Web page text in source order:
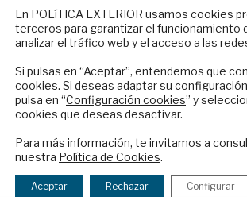
Contacto
Política Exterior
Informe Semanal de
Afkar/Ideas
© 2026 - Fundación Análisis
Exterior. Todos los derechos
Legal|Política de Privacidad y
En POLíTICA EXTERIOR usamos cookies
terceros para garantizar el funcionamiento
analizar el tráfico web y el acceso a las
Si pulsas en “Aceptar”, entendemos que
cookies. Si deseas adaptar su
pulsa en “Configuración cookies” y
cookies que deseas desactivar.
Para más información, te invitamos a
nuestra Política de Cookies.
Aceptar Rechazar Configurar
NEWSLETTER
Suscríbase a nuestro boletín
reciba en su correo el mejor
internacional en español.
política de privacidad